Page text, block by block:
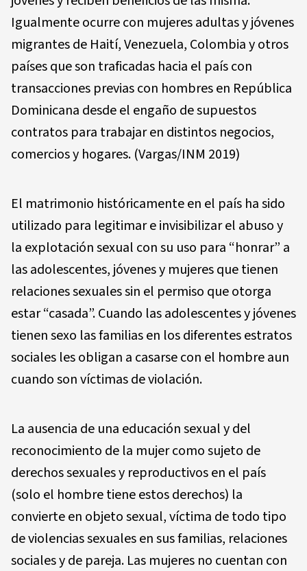
Igualmente ocurre con mujeres adultas y jóvenes
migrantes de Haití, Venezuela, Colombia y otros
países que son traficadas hacia el país con
transacciones previas con hombres en República
Dominicana desde el engaño de supuestos
contratos para trabajar en distintos negocios,
comercios y hogares. (Vargas/INM 2019)
El matrimonio históricamente en el país ha sido
utilizado para legitimar e invisibilizar el abuso y
la explotación sexual con su uso para “honrar” a
las adolescentes, jóvenes y mujeres que tienen
relaciones sexuales sin el permiso que otorga
estar “casada”. Cuando las adolescentes y jóvenes
tienen sexo las familias en los diferentes estratos
sociales les obligan a casarse con el hombre aun
cuando son víctimas de violación.
La ausencia de una educación sexual y del
reconocimiento de la mujer como sujeto de
derechos sexuales y reproductivos en el país
(solo el hombre tiene estos derechos) la
convierte en objeto sexual, víctima de todo tipo
de violencias sexuales en sus familias, relaciones
sociales y de pareja. Las mujeres no cuentan con